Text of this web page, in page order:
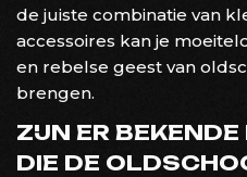
de juiste combinatie van
accessoires kan je
en rebelse geest van
brengen.
ZIJN ER
DIE DE